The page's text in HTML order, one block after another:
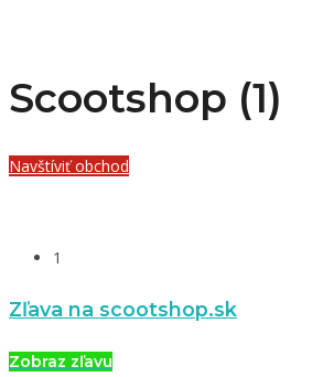
Scootshop (1)
Navštíviť obchod
1
Zľava na scootshop.sk
Zobraz zľavu